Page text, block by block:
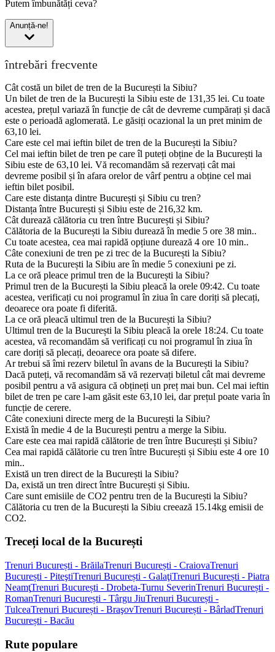
Putem îmbunătăți ceva?
Anunță-ne!
întrebări frecvente
Cât costă un bilet de tren de la București la Sibiu?
Un bilet de tren de la București la Sibiu este de 131,35 lei. Cu toate
acestea, prețul variază în funcție de cât de devreme cumpărați și dacă
este o perioadă aglomerată. Le găsiți ocazional la un pret minim de
63,10 lei.
Care este cel mai ieftin bilet de tren de la București la Sibiu?
Cel mai ieftin bilet de tren pe care îl puteți obține de la București la
Sibiu este de 63,10 lei. Vă recomandăm să rezervați cât mai
devreme posibil și în afara orelor de vârf pentru a obține cel mai
ieftin bilet posibil.
Care este distanța dintre București și Sibiu cu tren?
Distanța între București și Sibiu este de 216,32 km.
Cât durează călătoria cu tren între București și Sibiu?
Călătoria de la București la Sibiu durează în medie 5 ore 38 min..
Cu toate acestea, cea mai rapidă opțiune durează 4 ore 10 min..
Câte conexiuni de tren pe zi trec de la București la Sibiu?
Ruta de la București la Sibiu are în medie 5 conexiuni pe zi.
La ce oră pleace primul tren de la București la Sibiu?
Primul tren de la București la Sibiu pleacă la orele 09:42. Cu toate
acestea, verificați cu noi programul în ziua în care doriți să plecați,
deoarece ora poate fi diferită.
La ce oră pleacă ultimul tren de la București la Sibiu?
Ultimul tren de la București la Sibiu pleacă la orele 18:24. Cu toate
acestea, vă recomandăm să verificați cu noi programul în ziua în
care doriți să plecați, deoarece ora poate să difere.
Ar trebui să îmi rezerv biletul în avans de la București la Sibiu?
Dacă puteți, vă recomandăm să vă rezervați biletul cât mai devreme
posibil pentru a vă asigura că obțineți un preț mai bun. Cel mai ieftin
bilet de tren pe care l-am găsit este 63,10 lei, dar prețul poate varia în
funcție de cerere.
Câte conexiuni directe merg de la București la Sibiu?
Există în medie 4 de la București pentru a merge la Sibiu.
Care este cea mai rapidă călătorie de tren între București și Sibiu?
Cea mai rapidă călătorie cu tren între București și Sibiu este 4 ore 10
min..
Există un tren direct de la București la Sibiu?
Da, există un tren direct între București și Sibiu.
Care sunt emisiile de CO2 pentru tren de la București la Sibiu?
Călătoria cu tren de la București la Sibiu creează 15.14kg emisii de
CO2.
Treceți local de la București
Trenuri București - BrăilaTrenuri București - CraiovaTrenuri
București - PiteştiTrenuri București - GalaţiTrenuri București - Piatra
NeamţTrenuri București - Drobeta-Turnu SeverinTrenuri București -
RomanTrenuri București - Târgu JiuTrenuri București -
TulceaTrenuri București - BraşovTrenuri București - BârladTrenuri
București - Bacău
Rute populare